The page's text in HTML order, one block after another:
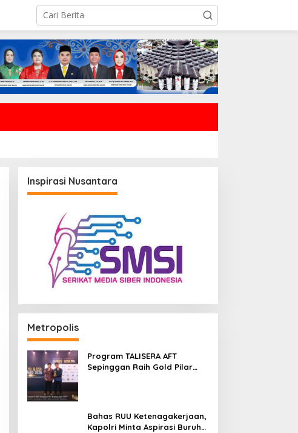
Inspirasi Nusantara
Metropolis
Program TALISERA AFT
Sepinggan Raih Gold Pilar
Bahas RUU Ketenagakerjaan,
Kapolri Minta Aspirasi Buruh